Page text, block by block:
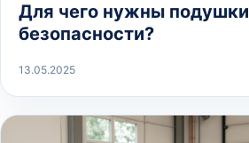
Для чего нужны подушки
безопасности?
13.05.2025